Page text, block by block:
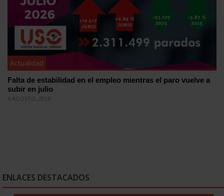
Actualidad
Falta de estabilidad en el empleo mientras el paro vuelve a
subir en julio
4 AGOSTO, 2026
ENLACES DESTACADOS